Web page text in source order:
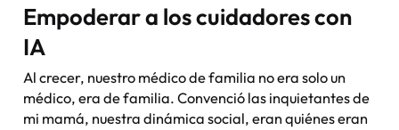
Empoderar a los cuidadores con
IA
Al crecer, nuestro médico de familia no era solo un
médico, era de familia. Convenció las inquietantes de
mi mamá, nuestra dinámica social, eran quiénes eran